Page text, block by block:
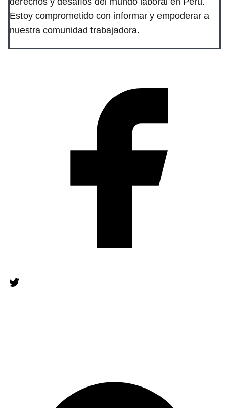
Estoy comprometido con informar y empoderar a
nuestra comunidad trabajadora.